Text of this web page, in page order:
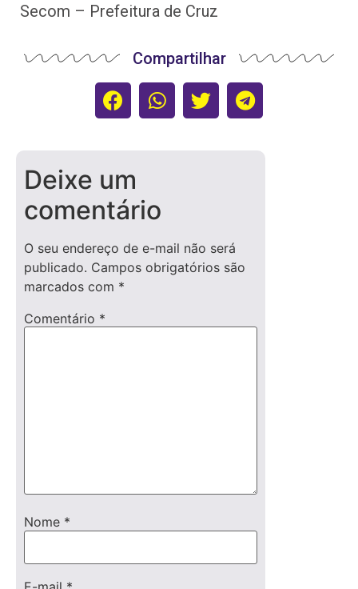
Secom – Prefeitura de Cruz
Compartilhar
Deixe um
comentário
O seu endereço de e-mail não será
publicado. Campos obrigatórios são
marcados com *
Comentário *
Nome *